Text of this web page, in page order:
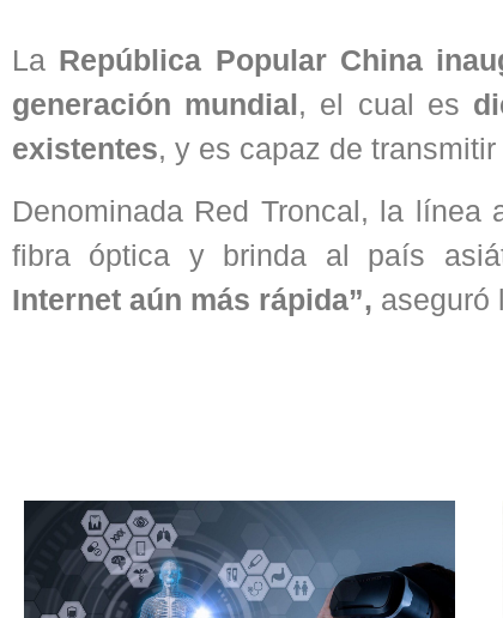
La República Popular China
generación mundial, el cual es
existentes, y es capaz de
Denominada Red Troncal, la
fibra óptica y brinda al país
Internet aún más rápida”, aseguró